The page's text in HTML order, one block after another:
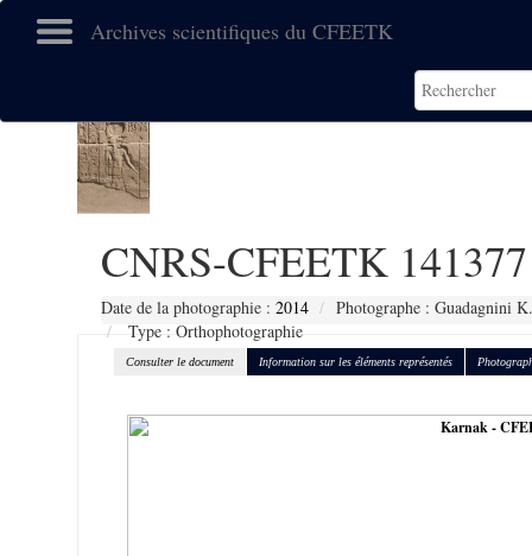
Archives scientifiques du CFEETK
CNRS-CFEETK 141377
Date de la photographie : 2014
Photographe : Guadagnini K.
Type : Orthophotographie
Consulter le document Information sur les éléments représentés